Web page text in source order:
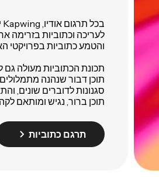
בכל תרגום אודיו, Kapwing יוצר אוטומטית
לעריכה וכתוביות בזרימה
והטמע כתוביות בפרויקטי
תכונת הכתוביות מעולה גם
תוכן דבור שנהנה מתמלולים
סגנונות לדוברים שונים,
תוכן ברור, נגיש ומותאם
תרגם כתוביות